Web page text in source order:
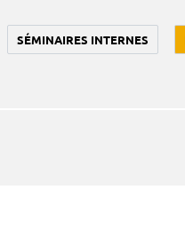
SÉMINAIRES INTERNES